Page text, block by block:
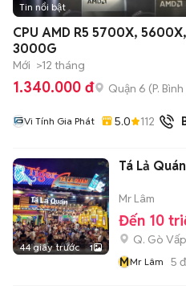
Tin nổi bật
CPU AMD R5 5700X,
3000G
Mới >12 tháng
1.340.000 đ Quận 6 (P.
Vi Tính Gia Phát 5.0 112 đã
44 giây trước 1
Tá Lả
Mr Lâm
Đến 10
Q. Gò Vấp
MMr Lâm 5